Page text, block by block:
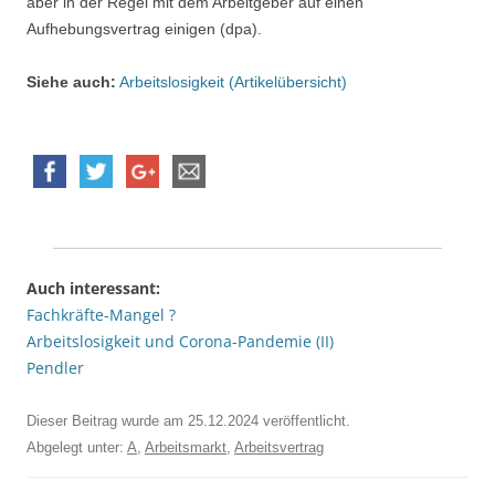
Aufhebungsvertrag einigen (dpa).
Siehe auch: Arbeitslosigkeit (Artikelübersicht)
Auch interessant:
Fachkräfte-Mangel ?
Arbeitslosigkeit und Corona-Pandemie (II)
Pendler
Dieser Beitrag wurde am 25.12.2024 veröffentlicht.
Abgelegt unter: A, Arbeitsmarkt, Arbeitsvertrag